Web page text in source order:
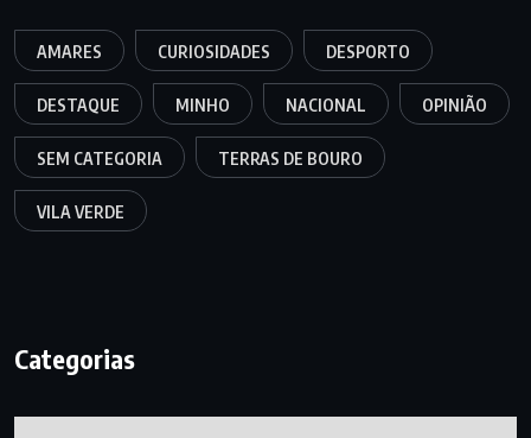
AMARES CURIOSIDADES DESPORTO
DESTAQUE MINHO NACIONAL OPINIÃO
SEM CATEGORIA TERRAS DE BOURO
VILA VERDE
Categorias